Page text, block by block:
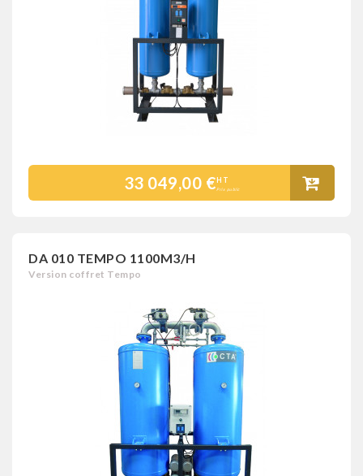
33 049,00 €HT
Prix public
DA 010 TEMPO 1100M3/H
Version coffret Tempo